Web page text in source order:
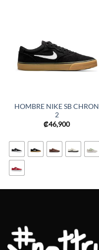
HOMBRE NIKE SB CHRON
2
₡46,900